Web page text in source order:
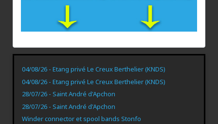
04/08/26 - Etang privé Le Creux Berthelier (KNDS)
04/08/26 - Etang privé Le Creux Berthelier (KNDS)
28/07/26 - Saint André d'Apchon
28/07/26 - Saint André d'Apchon
Winder connector et spool bands Stonfo